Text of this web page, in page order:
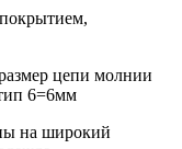
цепи молнии
6=6мм
на широкий